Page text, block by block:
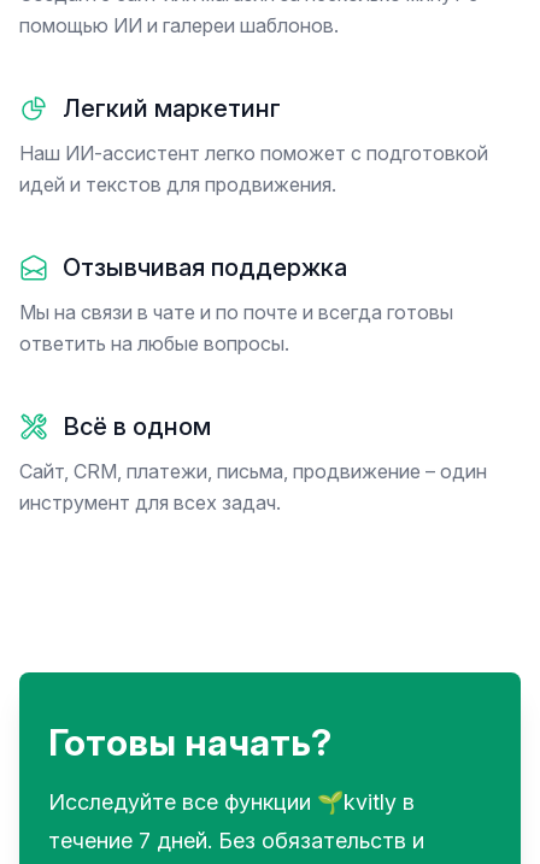
помощью ИИ и галереи шаблонов.
Легкий маркетинг
Наш ИИ-ассистент легко поможет с подготовкой
идей и текстов для продвижения.
Отзывчивая поддержка
Мы на связи в чате и по почте и всегда готовы
ответить на любые вопросы.
Всё в одном
Сайт, CRM, платежи, письма, продвижение – один
инструмент для всех задач.
Готовы начать?
Исследуйте все функции 🌱kvitly в
течение 7 дней. Без обязательств и